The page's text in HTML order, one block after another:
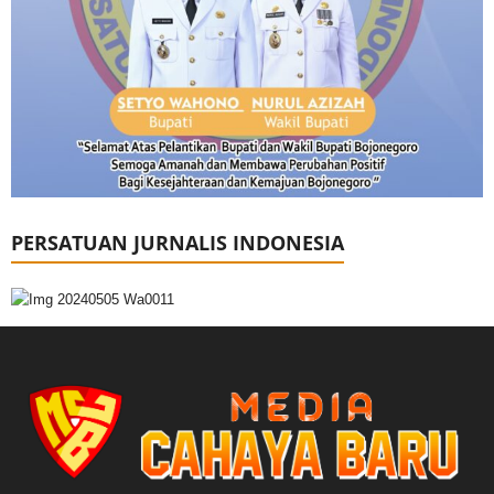
PERSATUAN JURNALIS INDONESIA